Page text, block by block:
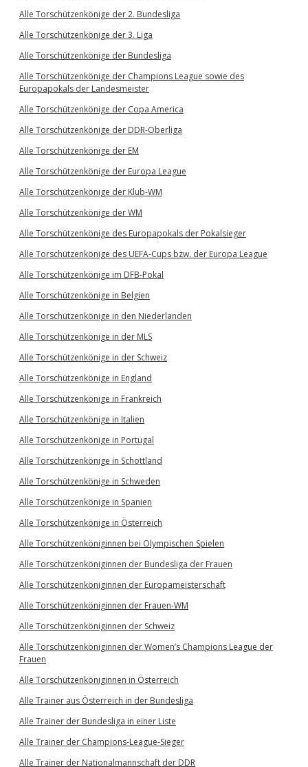
Alle Torschützenkönige der 2. Bundesliga
Alle Torschützenkönige der 3. Liga
Alle Torschützenkönige der Bundesliga
Alle Torschützenkönige der Champions League sowie des
Europapokals der Landesmeister
Alle Torschützenkönige der Copa America
Alle Torschützenkönige der DDR-Oberliga
Alle Torschützenkönige der EM
Alle Torschützenkönige der Europa League
Alle Torschützenkönige der Klub-WM
Alle Torschützenkönige der WM
Alle Torschützenkönige des Europapokals der Pokalsieger
Alle Torschützenkönige des UEFA-Cups bzw. der Europa League
Alle Torschützenkönige im DFB-Pokal
Alle Torschützenkönige in Belgien
Alle Torschützenkönige in den Niederlanden
Alle Torschützenkönige in der MLS
Alle Torschützenkönige in der Schweiz
Alle Torschützenkönige in England
Alle Torschützenkönige in Frankreich
Alle Torschützenkönige in Italien
Alle Torschützenkönige in Portugal
Alle Torschützenkönige in Schottland
Alle Torschützenkönige in Schweden
Alle Torschützenkönige in Spanien
Alle Torschützenkönige in Österreich
Alle Torschützenköniginnen bei Olympischen Spielen
Alle Torschützenköniginnen der Bundesliga der Frauen
Alle Torschützenköniginnen der Europameisterschaft
Alle Torschützenköniginnen der Frauen-WM
Alle Torschützenköniginnen der Schweiz
Alle Torschützenköniginnen der Women’s Champions League der
Frauen
Alle Torschützenköniginnen in Österreich
Alle Trainer aus Österreich in der Bundesliga
Alle Trainer der Bundesliga in einer Liste
Alle Trainer der Champions-League-Sieger
Alle Trainer der Nationalmannschaft der DDR